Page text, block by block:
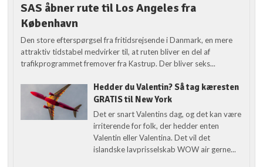
SAS åbner rute til Los Angeles fra
København
Den store efterspørgsel fra fritidsrejsende i Danmark, en mere
attraktiv tidstabel medvirker til, at ruten bliver en del af
trafikprogrammet fremover fra Kastrup. Der bliver seks...
Hedder du Valentin? Så tag kæresten
GRATIS til New York
Det er snart Valentins dag, og det kan være
irriterende for folk, der hedder enten
Valentin eller Valentina. Det vil det
islandske lavprisselskab WOW air gerne...